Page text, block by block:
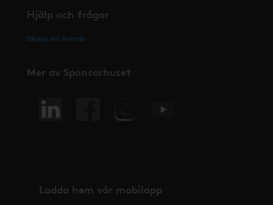
Hjälp och frågor
Skapa ett ärende
Mer av Sponsorhuset
Ladda hem vår mobilapp